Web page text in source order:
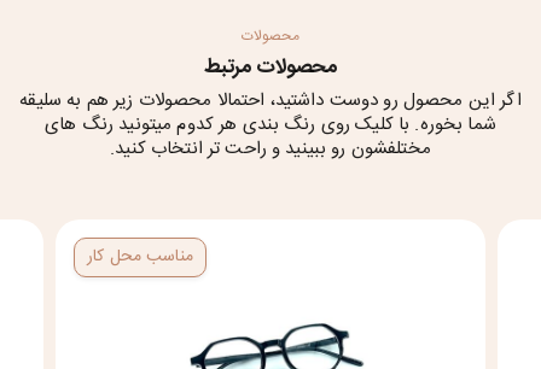
محصولات
محصولات مرتبط
اگر این محصول رو دوست داشتید، احتمالا محصولات زیر هم به سلیقه
شما بخوره. با کلیک روی رنگ بندی هر کدوم میتونید رنگ های
مختلفشون رو ببینید و راحت تر انتخاب کنید.
مناسب محل کار